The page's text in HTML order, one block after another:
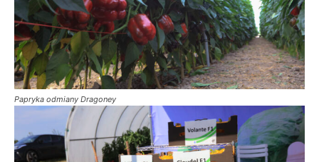
Papryka odmiany Dragoney